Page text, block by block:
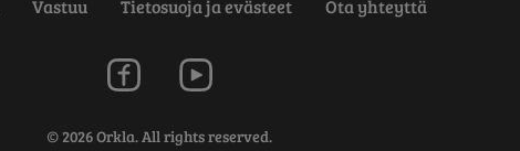
Vastuu Tietosuoja ja evästeet Ota yhteyttä
© 2026 Orkla. All rights reserved.